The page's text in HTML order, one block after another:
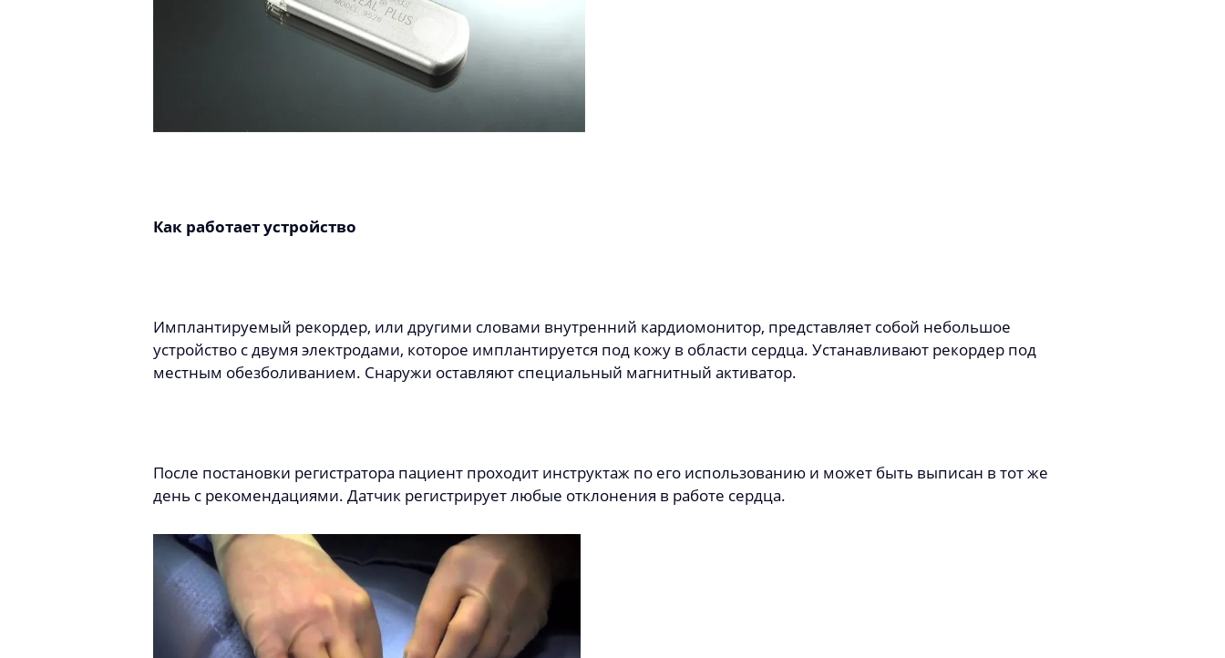
Как работает устройство
Имплантируемый рекордер, или другими словами внутренний кардиомонитор, представляет собой небольшое
устройство с двумя электродами, которое имплантируется под кожу в области сердца. Устанавливают рекордер под
местным обезболиванием. Снаружи оставляют специальный магнитный активатор.
После постановки регистратора пациент проходит инструктаж по его использованию и может быть выписан в тот же
день с рекомендациями. Датчик регистрирует любые отклонения в работе сердца.